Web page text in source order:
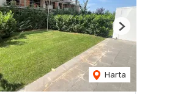
Harta
Next